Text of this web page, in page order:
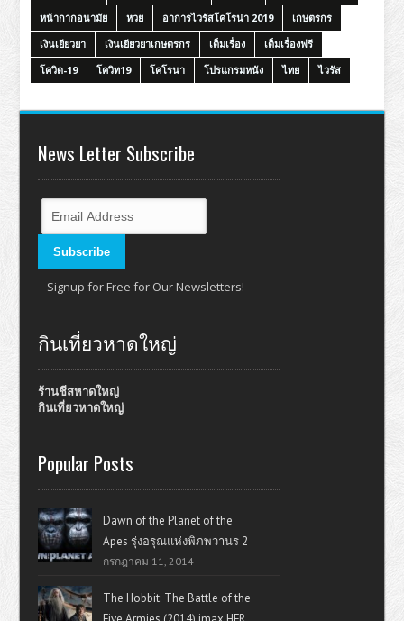
หน้ากากอนามัย
หวย อาการไวรัสโคโรน่า 2019
เกษตรกร
เงินเยียวยา
เงินเยียวยาเกษตรกร เต็มเรื่อง
เต็มเรื่องฟรี
โควิด-19
โควิท19 โคโรนา โปรแกรมหนัง ไทย ไวรัส
News Letter Subscribe
Signup for Free for Our Newsletters!
กินเที่ยวหาดใหญ่
ร้านชีสหาดใหญ่
กินเที่ยวหาดใหญ่
Popular Posts
Dawn of the Planet of the
Apes รุ่งอรุณแห่งพิภพวานร 2
กรกฎาคม 11, 2014
The Hobbit: The Battle of the